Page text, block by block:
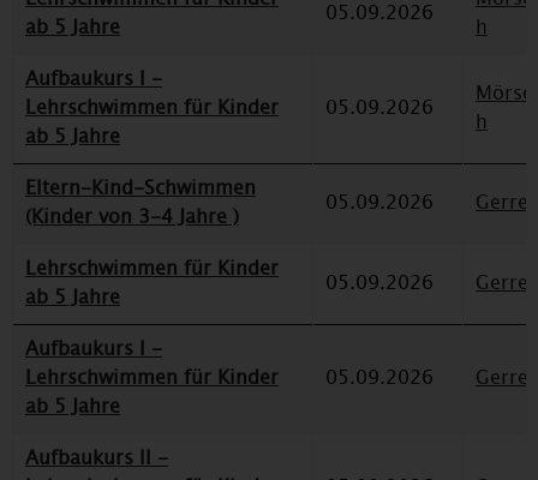
ab 5 Jahre
05.09.2026
h
Aufbaukurs I -
Lehrschwimmen für Kinder
ab 5 Jahre
05.09.2026
h
Eltern-Kind-Schwimmen
(Kinder von 3-4 Jahre )
05.09.2026
Lehrschwimmen für Kinder
ab 5 Jahre
05.09.2026
Aufbaukurs I -
Lehrschwimmen für Kinder
ab 5 Jahre
05.09.2026
Aufbaukurs II -